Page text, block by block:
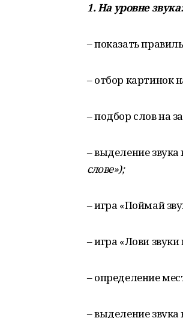
1.На уровне звука:
– показать
– отбор картинок
– подбор слов на
– выделение звука
слове»);
– игра «Поймай
– игра «Лови звуки
– определение
– выделение звука